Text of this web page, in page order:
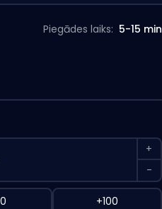
Piegādes laiks: 5-15 min
+
-
+100